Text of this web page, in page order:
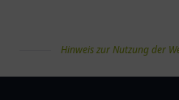
Hinweis zur Nutzung der